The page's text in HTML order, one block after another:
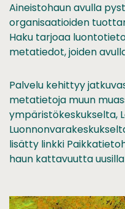
Aineistohaun avulla
organisaatioiden
Haku tarjoaa
metatiedot, joiden
Palvelu kehittyy
metatietoja muun
ympäristökeskukselta,
lisätty linkki
haun kattavuutta